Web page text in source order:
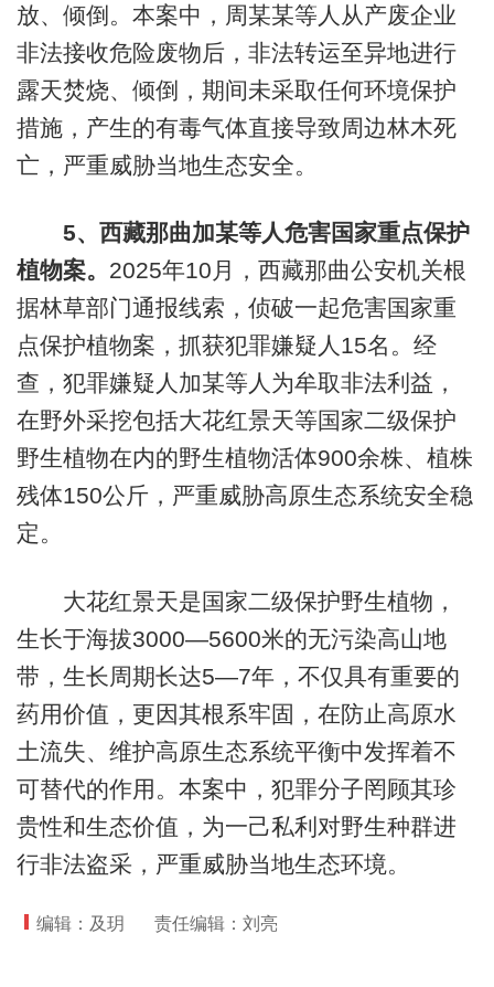
放、倾倒。本案中，周某某等人从产废企业
非法接收危险废物后，非法转运至异地进行
露天焚烧、倾倒，期间未采取任何环境保护
措施，产生的有毒气体直接导致周边林木死
亡，严重威胁当地生态安全。
5、西藏那曲加某等人危害国家重点保护
植物案。 2025年10月，西藏那曲公安机关根
据林草部门通报线索，侦破一起危害国家重
点保护植物案，抓获犯罪嫌疑人15名。经
查，犯罪嫌疑人加某等人为牟取非法利益，
在野外采挖包括大花红景天等国家二级保护
野生植物在内的野生植物活体900余株、植株
残体150公斤，严重威胁高原生态系统安全稳
定。
大花红景天是国家二级保护野生植物，
生长于海拔3000—5600米的无污染高山地
带，生长周期长达5—7年，不仅具有重要的
药用价值，更因其根系牢固，在防止高原水
土流失、维护高原生态系统平衡中发挥着不
可替代的作用。本案中，犯罪分子罔顾其珍
贵性和生态价值，为一己私利对野生种群进
行非法盗采，严重威胁当地生态环境。
编辑：及玥 责任编辑：刘亮